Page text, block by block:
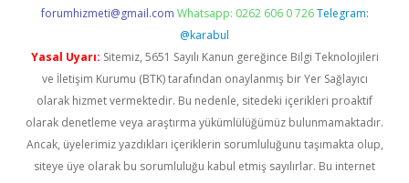
forumhizmeti@gmail.com Whatsapp: 0262 606 0 726 Telegram:
@karabul
Yasal Uyarı: Sitemiz, 5651 Sayılı Kanun gereğince Bilgi Teknolojileri
ve İletişim Kurumu (BTK) tarafından onaylanmış bir Yer Sağlayıcı
olarak hizmet vermektedir. Bu nedenle, sitedeki içerikleri proaktif
olarak denetleme veya araştırma yükümlülüğümüz bulunmamaktadır.
Ancak, üyelerimiz yazdıkları içeriklerin sorumluluğunu taşımakta olup,
siteye üye olarak bu sorumluluğu kabul etmiş sayılırlar. Bu internet